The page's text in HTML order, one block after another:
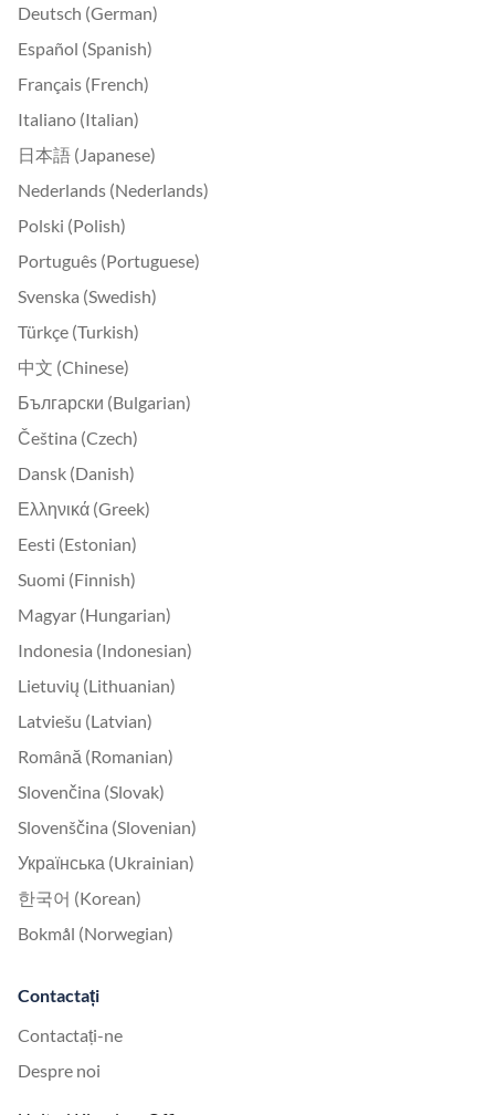
Deutsch (German)
Español (Spanish)
Français (French)
Italiano (Italian)
日本語 (Japanese)
Nederlands (Nederlands)
Polski (Polish)
Português (Portuguese)
Svenska (Swedish)
Türkçe (Turkish)
中文 (Chinese)
Български (Bulgarian)
Čeština (Czech)
Dansk (Danish)
Ελληνικά (Greek)
Eesti (Estonian)
Suomi (Finnish)
Magyar (Hungarian)
Indonesia (Indonesian)
Lietuvių (Lithuanian)
Latviešu (Latvian)
Română (Romanian)
Slovenčina (Slovak)
Slovenščina (Slovenian)
Українська (Ukrainian)
한국어 (Korean)
Bokmål (Norwegian)
Contactați
Contactați-ne
Despre noi